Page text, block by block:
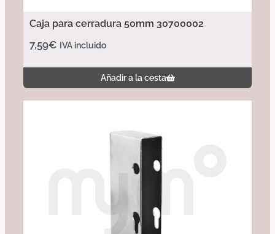
Caja para cerradura 50mm 30700002
7,59€ IVA incluido
Añadir a la cesta